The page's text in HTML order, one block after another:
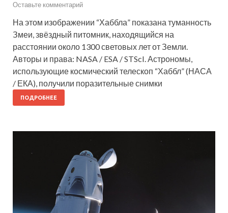
Оставьте комментарий
На этом изображении “Хаббла” показана туманность
Змеи, звёздный питомник, находящийся на
расстоянии около 1300 световых лет от Земли.
Авторы и права: NASA / ESA / STScI. Астрономы,
использующие космический телескоп “Хаббл” (НАСА
/ ЕКА), получили поразительные снимки
ПОДРОБНЕЕ